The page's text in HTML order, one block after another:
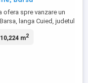
ofera spre vanzare un
langa Cuied, judetul
m latime x 341 m
Caracteristici: teren
bio (nu a mai
...
m2